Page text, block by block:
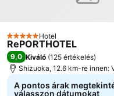
5 Kategória
Hotel
RePORTHOTEL
9,0 Kiváló (125 értékelés)
Shizuoka, 12.6 km-re innen:
A pontos árak
válasszon dátumokat